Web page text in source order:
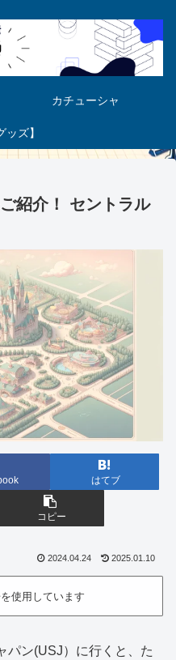
カチューシャ
ッズ】
紹介！ セントラル
はてブ
コピー
2024.04.24 2025.01.10
使用しています
パン(USJ）に行くと、た